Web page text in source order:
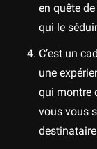
en quête
qui le
C’est un
une
qui montre
vous vous